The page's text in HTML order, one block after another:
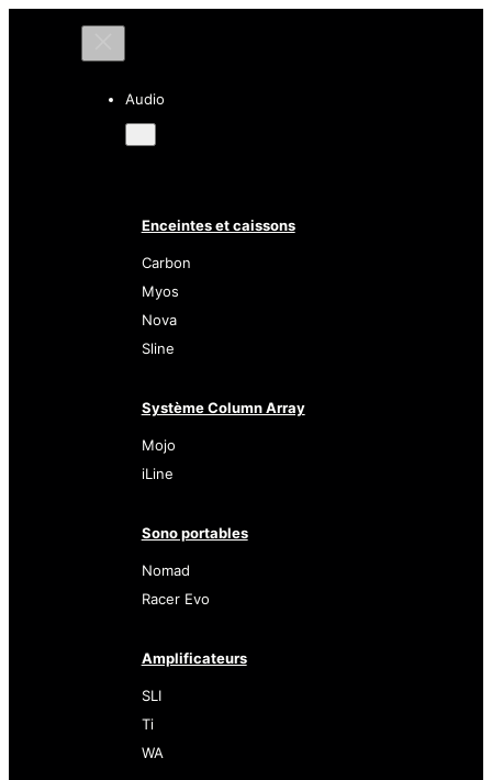
Audio
Enceintes et caissons
Carbon
Myos
Nova
Sline
Système Column Array
Mojo
iLine
Sono portables
Nomad
Racer Evo
Amplificateurs
SLI
Ti
WA